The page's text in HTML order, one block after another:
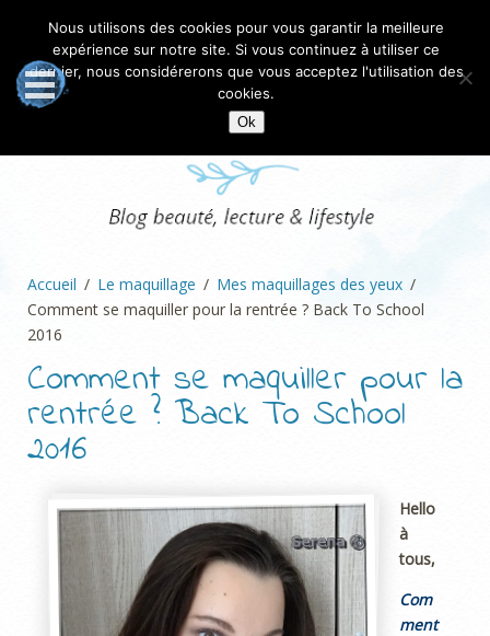
Accueil Le maquillage
Mes maquillages des yeux
Comment se maquiller pour la rentrée ? Back To School
2016
Comment se maquiller pour la
rentrée ? Back To School
2016
Hello
à
tous,
Com
ment
Nous utilisons des cookies pour vous garantir la meilleure
expérience sur notre site. Si vous continuez à utiliser ce
dernier, nous considérerons que vous acceptez l'utilisation des
cookies.
Ok